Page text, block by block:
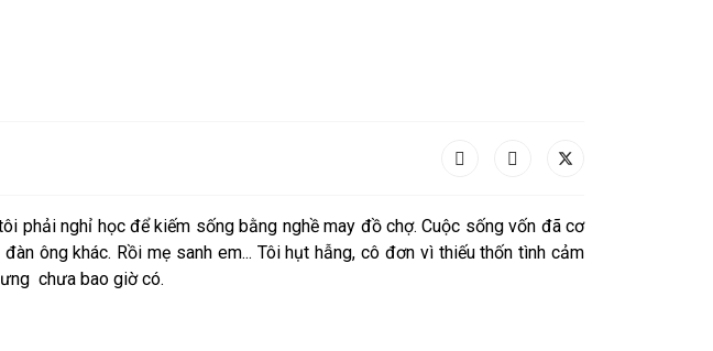
phải nghỉ học để kiếm sống bằng nghề may đồ chợ. Cuộc sống vốn đã cơ
ông khác. Rồi mẹ sanh em... Tôi hụt hẫng, cô đơn vì thiếu thốn tình cảm
chưa bao giờ có.